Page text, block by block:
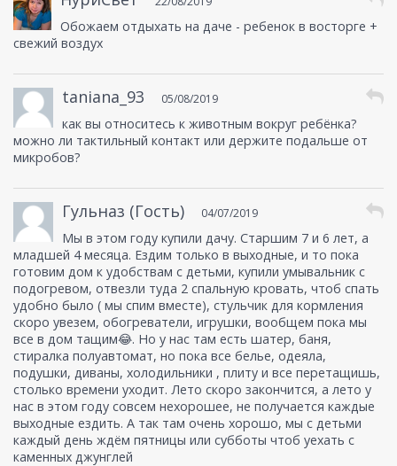
Обожаем отдыхать на даче - ребенок в восторге +
свежий воздух
taniana_93 05/08/2019
как вы относитесь к животным вокруг ребёнка?
можно ли тактильный контакт или держите подальше от
микробов?
Гульназ (Гость) 04/07/2019
Мы в этом году купили дачу. Старшим 7 и 6 лет, а
младшей 4 месяца. Ездим только в выходные, и то пока
готовим дом к удобствам с детьми, купили умывальник с
подогревом, отвезли туда 2 спальную кровать, чтоб спать
удобно было ( мы спим вместе), стульчик для кормления
скоро увезем, обогреватели, игрушки, вообщем пока мы
все в дом тащим😂. Но у нас там есть шатер, баня,
стиралка полуавтомат, но пока все белье, одеяла,
подушки, диваны, холодильники , плиту и все перетащишь,
столько времени уходит. Лето скоро закончится, а лето у
нас в этом году совсем нехорошее, не получается каждые
выходные ездить. А так там очень хорошо, мы с детьми
каждый день ждём пятницы или субботы чтоб уехать с
каменных джунглей